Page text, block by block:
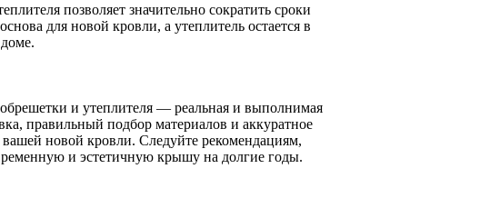
позволяет значительно сократить сроки
для новой кровли, а утеплитель остается в
и утеплителя — реальная и выполнимая
правильный подбор материалов и аккуратное
новой кровли. Следуйте рекомендациям,
и эстетичную крышу на долгие годы.